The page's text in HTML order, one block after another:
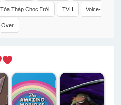
Tòa Tháp Chọc Trời TVH Voice-
Over